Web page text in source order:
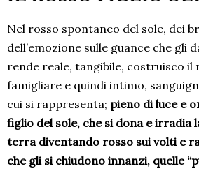
Nel rosso spontaneo del sole, dei
dell’emozione sulle guance che gli
rende reale, tangibile, costruisco il
famigliare e quindi intimo,
cui si rappresenta; pieno di luce e
figlio del sole, che si dona e irradia
terra diventando rosso sui volti e
che gli si chiudono innanzi, quelle